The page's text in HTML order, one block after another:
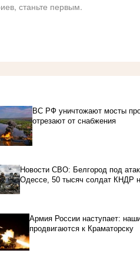
станьте первым.
ВС РФ уничтожают мосты
отрезают от снабжения
Новости СВО: Белгород под
Одессе, 50 тысяч солдат КНДР
Армия России наступает:
продвигаются к Краматорску